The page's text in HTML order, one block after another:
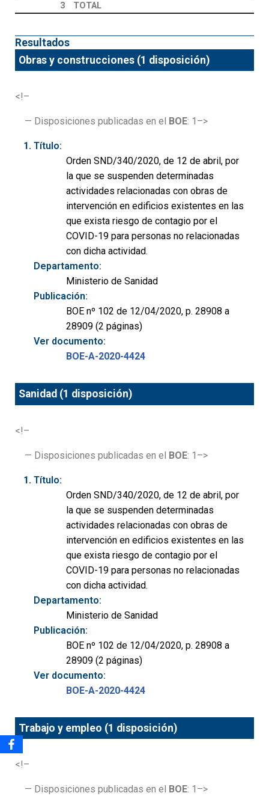
3
TOTAL
Resultados
Obras y construcciones (1 disposición)
<!–
— Disposiciones publicadas en el BOE: 1–>
Título:
Orden SND/340/2020, de 12 de abril, por
la que se suspenden determinadas
actividades relacionadas con obras de
intervención en edificios existentes en las
que exista riesgo de contagio por el
COVID-19 para personas no relacionadas
con dicha actividad.
Departamento:
Ministerio de Sanidad
Publicación:
BOE nº 102 de 12/04/2020, p. 28908 a
28909 (2 páginas)
Ver documento:
BOE-A-2020-4424
Sanidad (1 disposición)
<!–
— Disposiciones publicadas en el BOE: 1–>
Título:
Orden SND/340/2020, de 12 de abril, por
la que se suspenden determinadas
actividades relacionadas con obras de
intervención en edificios existentes en las
que exista riesgo de contagio por el
COVID-19 para personas no relacionadas
con dicha actividad.
Departamento:
Ministerio de Sanidad
Publicación:
BOE nº 102 de 12/04/2020, p. 28908 a
28909 (2 páginas)
Ver documento:
BOE-A-2020-4424
Trabajo y empleo (1 disposición)
<!–
— Disposiciones publicadas en el BOE: 1–>